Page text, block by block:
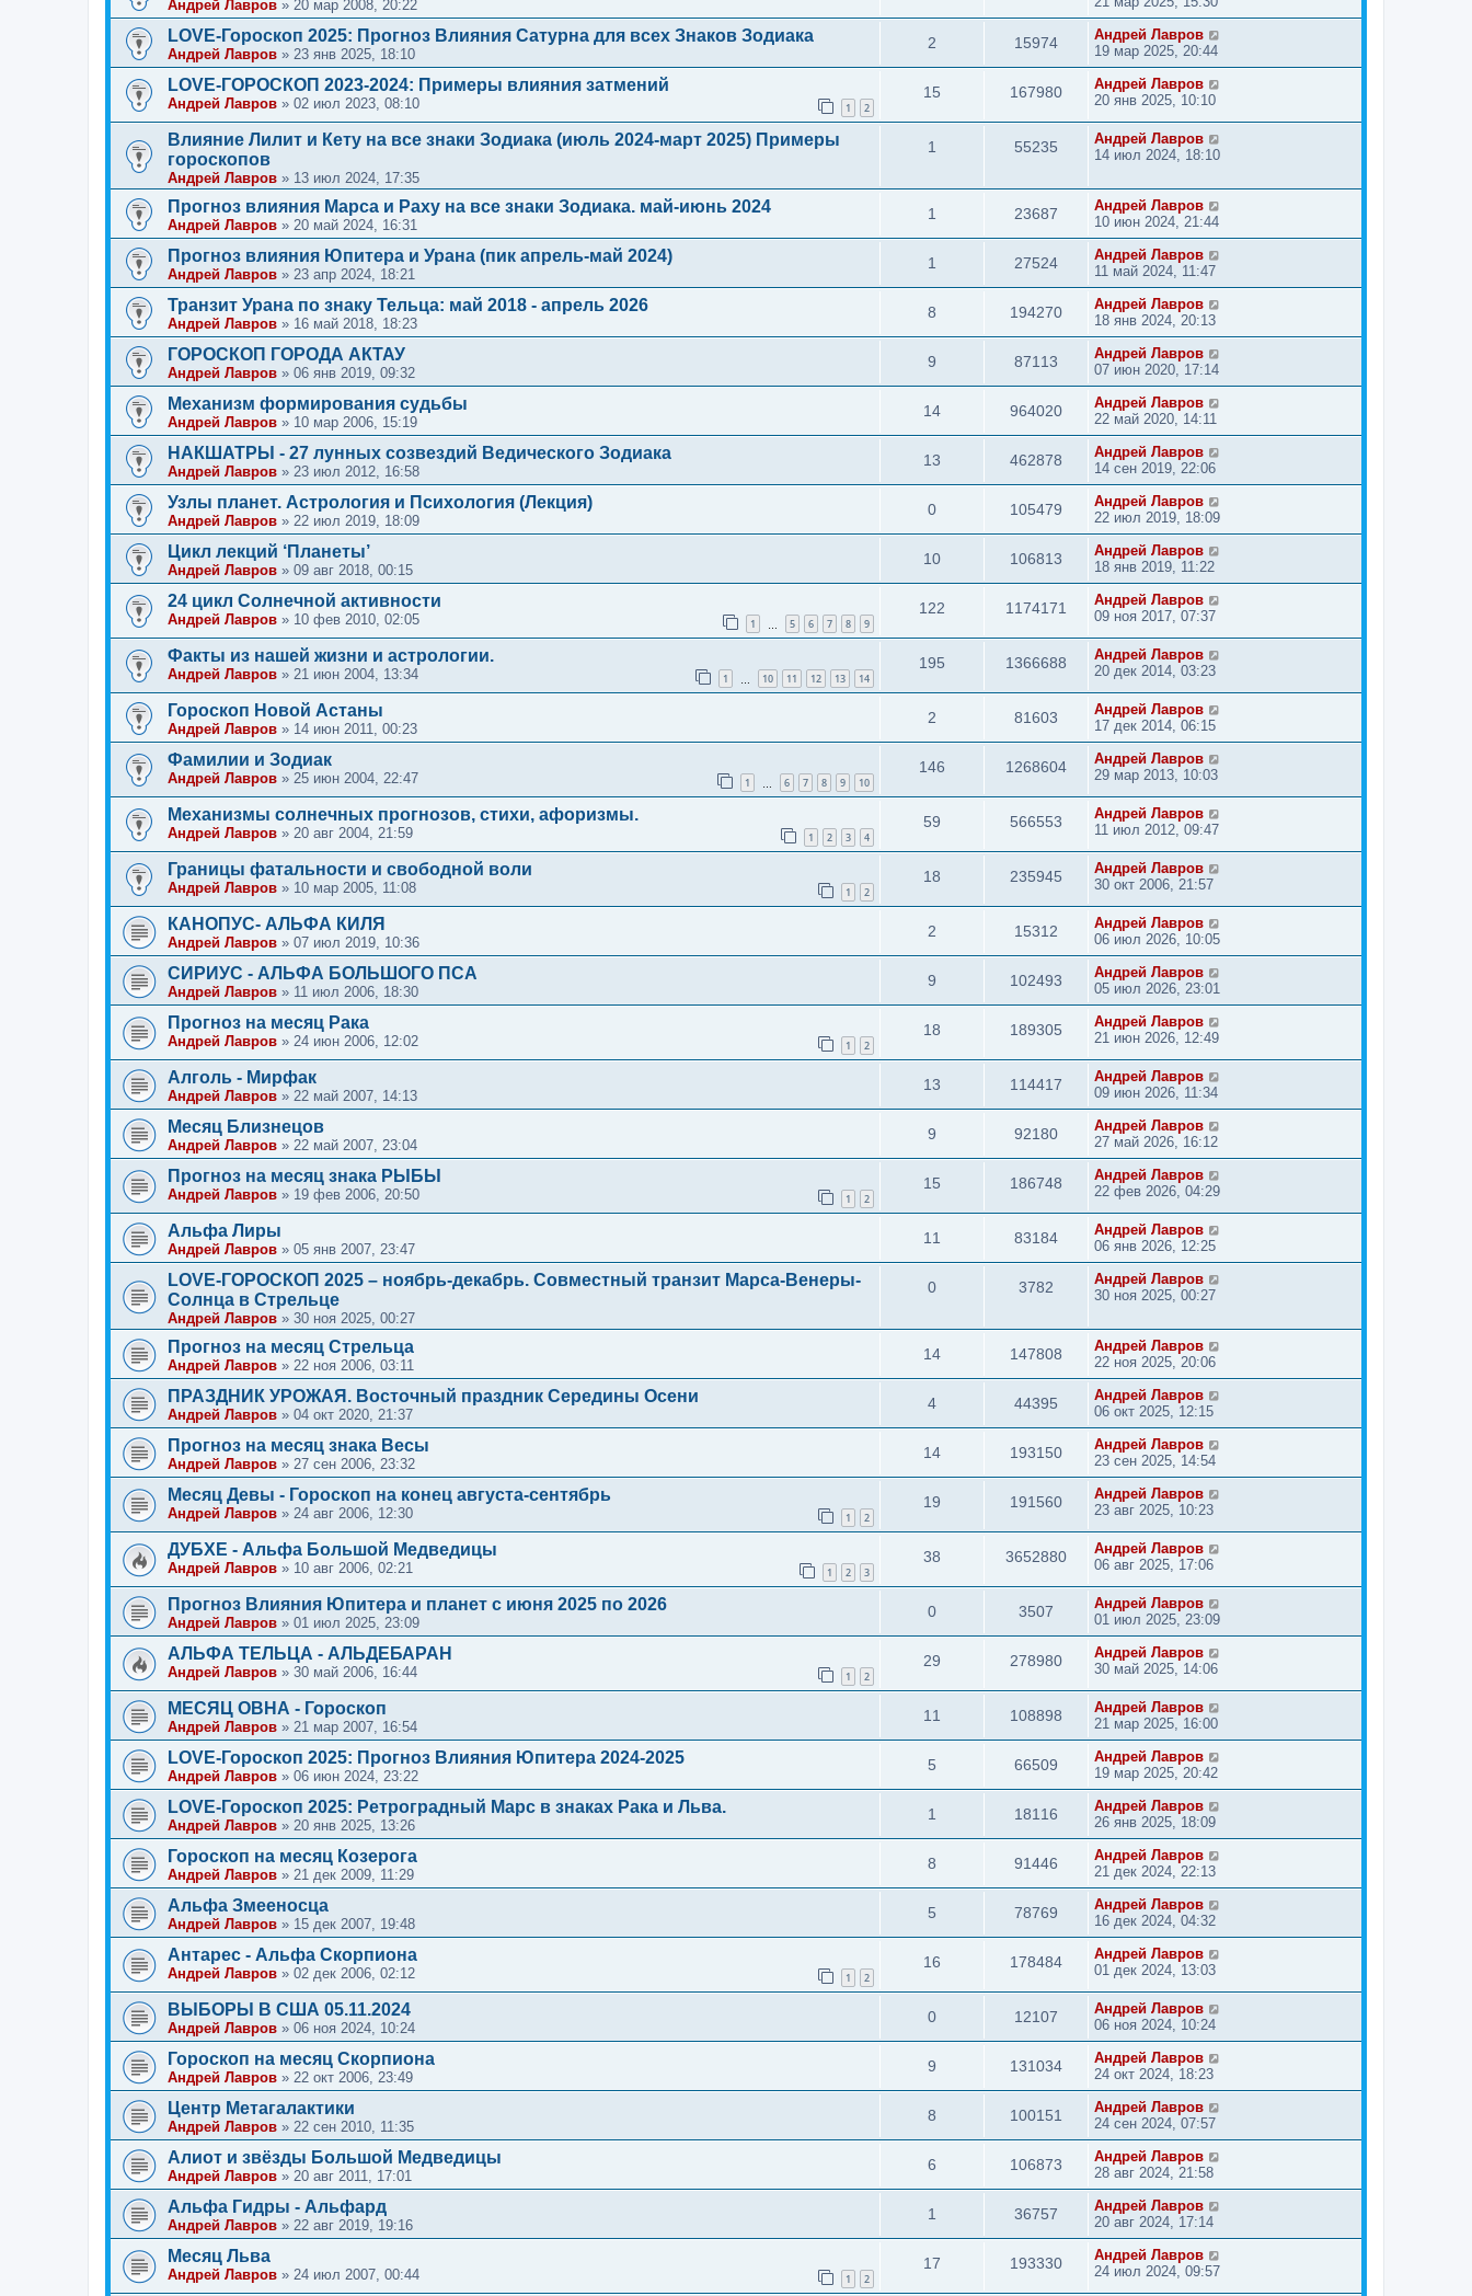
Андрей Лавров » 20 мар 2008, 20:22
LOVE-Гороскоп 2025: Прогноз Влияния Сатурна для всех Знаков Зодиака
Андрей Лавров » 23 янв 2025, 18:10
2 15974
Андрей Лавров
19 мар 2025, 20:44
LOVE-ГОРОСКОП 2023-2024: Примеры влияния затмений
Андрей Лавров » 02 июл 2023, 08:10 1 2
15 167980
Андрей Лавров
20 янв 2025, 10:10
Влияние Лилит и Кету на все знаки Зодиака (июль 2024-март 2025) Примеры
гороскопов
Андрей Лавров » 13 июл 2024, 17:35
1 55235
Андрей Лавров
14 июл 2024, 18:10
Прогноз влияния Марса и Раху на все знаки Зодиака. май-июнь 2024
Андрей Лавров » 20 май 2024, 16:31
1 23687
Андрей Лавров
10 июн 2024, 21:44
Прогноз влияния Юпитера и Урана (пик апрель-май 2024)
Андрей Лавров » 23 апр 2024, 18:21
1 27524
Андрей Лавров
11 май 2024, 11:47
Транзит Урана по знаку Тельца: май 2018 - апрель 2026
Андрей Лавров » 16 май 2018, 18:23
8 194270
Андрей Лавров
18 янв 2024, 20:13
ГОРОСКОП ГОРОДА АКТАУ
Андрей Лавров » 06 янв 2019, 09:32
9 87113
Андрей Лавров
07 июн 2020, 17:14
Механизм формирования судьбы
Андрей Лавров » 10 мар 2006, 15:19
14 964020
Андрей Лавров
22 май 2020, 14:11
НАКШАТРЫ - 27 лунных созвездий Ведического Зодиака
Андрей Лавров » 23 июл 2012, 16:58
13 462878
Андрей Лавров
14 сен 2019, 22:06
Узлы планет. Астрология и Психология (Лекция)
Андрей Лавров » 22 июл 2019, 18:09
0 105479
Андрей Лавров
22 июл 2019, 18:09
Цикл лекций ‘Планеты’
Андрей Лавров » 09 авг 2018, 00:15
10 106813
Андрей Лавров
18 янв 2019, 11:22
24 цикл Солнечной активности
Андрей Лавров » 10 фев 2010, 02:05 1 5 6 7 8 9
122 1174171
Андрей Лавров
09 ноя 2017, 07:37
Факты из нашей жизни и астрологии.
Андрей Лавров » 21 июн 2004, 13:34 1 10 11 12 13 14
195 1366688
Андрей Лавров
20 дек 2014, 03:23
Гороскоп Новой Астаны
Андрей Лавров » 14 июн 2011, 00:23
2 81603
Андрей Лавров
17 дек 2014, 06:15
Фамилии и Зодиак
Андрей Лавров » 25 июн 2004, 22:47 1 6 7 8 9 10
146 1268604
Андрей Лавров
29 мар 2013, 10:03
Механизмы солнечных прогнозов, стихи, афоризмы.
Андрей Лавров » 20 авг 2004, 21:59 1 2 3 4
59 566553
Андрей Лавров
11 июл 2012, 09:47
Границы фатальности и свободной воли
Андрей Лавров » 10 мар 2005, 11:08 1 2
18 235945
Андрей Лавров
30 окт 2006, 21:57
КАНОПУС- АЛЬФА КИЛЯ
Андрей Лавров » 07 июл 2019, 10:36
2 15312
Андрей Лавров
06 июл 2026, 10:05
СИРИУС - АЛЬФА БОЛЬШОГО ПСА
Андрей Лавров » 11 июл 2006, 18:30
9 102493
Андрей Лавров
05 июл 2026, 23:01
Прогноз на месяц Рака
Андрей Лавров » 24 июн 2006, 12:02 1 2
18 189305
Андрей Лавров
21 июн 2026, 12:49
Алголь - Мирфак
Андрей Лавров » 22 май 2007, 14:13
13 114417
Андрей Лавров
09 июн 2026, 11:34
Месяц Близнецов
Андрей Лавров » 22 май 2007, 23:04
9 92180
Андрей Лавров
27 май 2026, 16:12
Прогноз на месяц знака РЫБЫ
Андрей Лавров » 19 фев 2006, 20:50 1 2
15 186748
Андрей Лавров
22 фев 2026, 04:29
Альфа Лиры
Андрей Лавров » 05 янв 2007, 23:47
11 83184
Андрей Лавров
06 янв 2026, 12:25
LOVE-ГОРОСКОП 2025 – ноябрь-декабрь. Совместный транзит Марса-Венеры-
Солнца в Стрельце
Андрей Лавров » 30 ноя 2025, 00:27
0 3782
Андрей Лавров
30 ноя 2025, 00:27
Прогноз на месяц Стрельца
Андрей Лавров » 22 ноя 2006, 03:11
14 147808
Андрей Лавров
22 ноя 2025, 20:06
ПРАЗДНИК УРОЖАЯ. Восточный праздник Середины Осени
Андрей Лавров » 04 окт 2020, 21:37
4 44395
Андрей Лавров
06 окт 2025, 12:15
Прогноз на месяц знака Весы
Андрей Лавров » 27 сен 2006, 23:32
14 193150
Андрей Лавров
23 сен 2025, 14:54
Месяц Девы - Гороскоп на конец августа-сентябрь
Андрей Лавров » 24 авг 2006, 12:30 1 2
19 191560
Андрей Лавров
23 авг 2025, 10:23
ДУБХЕ - Альфа Большой Медведицы
Андрей Лавров » 10 авг 2006, 02:21 1 2 3
38 3652880
Андрей Лавров
06 авг 2025, 17:06
Прогноз Влияния Юпитера и планет с июня 2025 по 2026
Андрей Лавров » 01 июл 2025, 23:09
0 3507
Андрей Лавров
01 июл 2025, 23:09
АЛЬФА ТЕЛЬЦА - АЛЬДЕБАРАН
Андрей Лавров » 30 май 2006, 16:44 1 2
29 278980
Андрей Лавров
30 май 2025, 14:06
МЕСЯЦ ОВНА - Гороскоп
Андрей Лавров » 21 мар 2007, 16:54
11 108898
Андрей Лавров
21 мар 2025, 16:00
LOVE-Гороскоп 2025: Прогноз Влияния Юпитера 2024-2025
Андрей Лавров » 06 июн 2024, 23:22
5 66509
Андрей Лавров
19 мар 2025, 20:42
LOVE-Гороскоп 2025: Ретроградный Марс в знаках Рака и Льва.
Андрей Лавров » 20 янв 2025, 13:26
1 18116
Андрей Лавров
26 янв 2025, 18:09
Гороскоп на месяц Козерога
Андрей Лавров » 21 дек 2009, 11:29
8 91446
Андрей Лавров
21 дек 2024, 22:13
Альфа Змееносца
Андрей Лавров » 15 дек 2007, 19:48
5 78769
Андрей Лавров
16 дек 2024, 04:32
Антарес - Альфа Скорпиона
Андрей Лавров » 02 дек 2006, 02:12 1 2
16 178484
Андрей Лавров
01 дек 2024, 13:03
ВЫБОРЫ В США 05.11.2024
Андрей Лавров » 06 ноя 2024, 10:24
0 12107
Андрей Лавров
06 ноя 2024, 10:24
Гороскоп на месяц Скорпиона
Андрей Лавров » 22 окт 2006, 23:49
9 131034
Андрей Лавров
24 окт 2024, 18:23
Центр Метагалактики
Андрей Лавров » 22 сен 2010, 11:35
8 100151
Андрей Лавров
24 сен 2024, 07:57
Алиот и звёзды Большой Медведицы
Андрей Лавров » 20 авг 2011, 17:01
6 106873
Андрей Лавров
28 авг 2024, 21:58
Альфа Гидры - Альфард
Андрей Лавров » 22 авг 2019, 19:16
1 36757
Андрей Лавров
20 авг 2024, 17:14
Месяц Льва
Андрей Лавров » 24 июл 2007, 00:44 1 2
17 193330
Андрей Лавров
24 июл 2024, 09:57